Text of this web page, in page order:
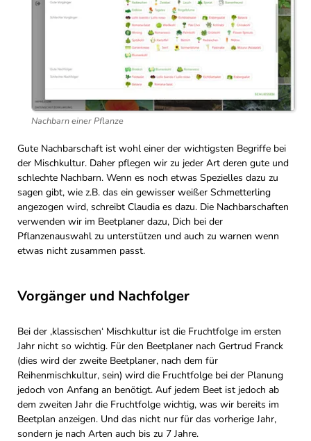
Nachbarn einer Pflanze
Gute Nachbarschaft ist wohl einer der wichtigsten Begriffe bei
der Mischkultur. Daher pflegen wir zu jeder Art deren gute und
schlechte Nachbarn. Wenn es noch etwas Spezielles dazu zu
sagen gibt, wie z.B. das ein gewisser weißer Schmetterling
angezogen wird, schreibt Claudia es dazu. Die Nachbarschaften
verwenden wir im Beetplaner dazu, Dich bei der
Pflanzenauswahl zu unterstützen und auch zu warnen wenn
etwas nicht zusammen passt.
Vorgänger und Nachfolger
Bei der ‚klassischen‘ Mischkultur ist die Fruchtfolge im ersten
Jahr nicht so wichtig. Für den Beetplaner nach Gertrud Franck
(dies wird der zweite Beetplaner, nach dem für
Reihenmischkultur, sein) wird die Fruchtfolge bei der Planung
jedoch von Anfang an benötigt. Auf jedem Beet ist jedoch ab
dem zweiten Jahr die Fruchtfolge wichtig, was wir bereits im
Beetplan anzeigen. Und das nicht nur für das vorherige Jahr,
sondern je nach Arten auch bis zu 7 Jahre.